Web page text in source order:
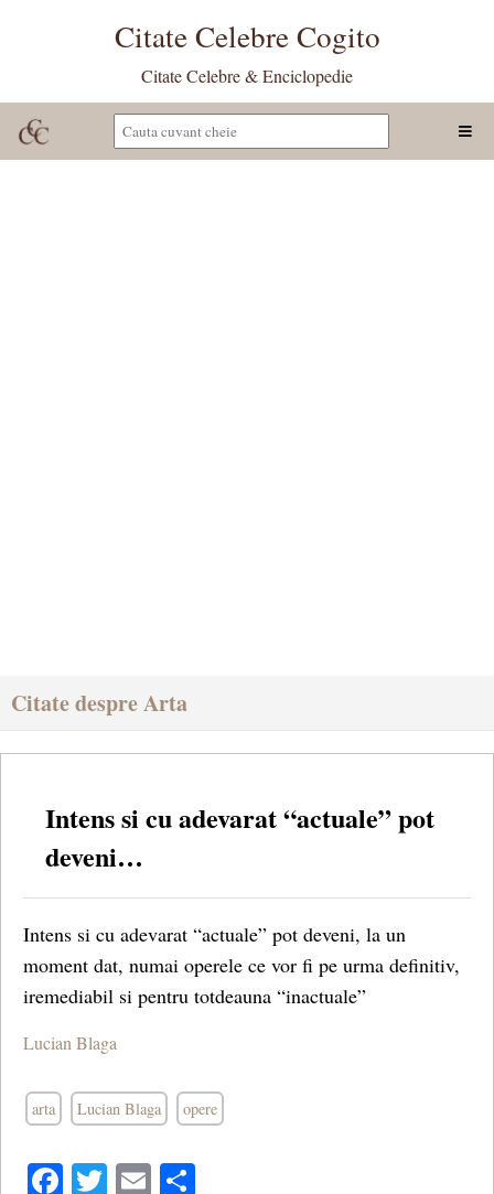
Citate Celebre Cogito
Citate Celebre & Enciclopedie
Citate despre Arta
Intens si cu adevarat “actuale” pot
deveni…
Intens si cu adevarat “actuale” pot deveni, la un
moment dat, numai operele ce vor fi pe urma definitiv,
iremediabil si pentru totdeauna “inactuale”
Lucian Blaga
arta Lucian Blaga opere
Facebook
Twitter
Email